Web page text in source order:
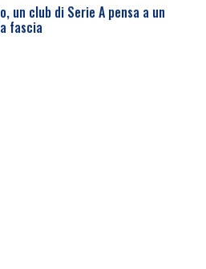
un club di Serie A pensa a un
fascia